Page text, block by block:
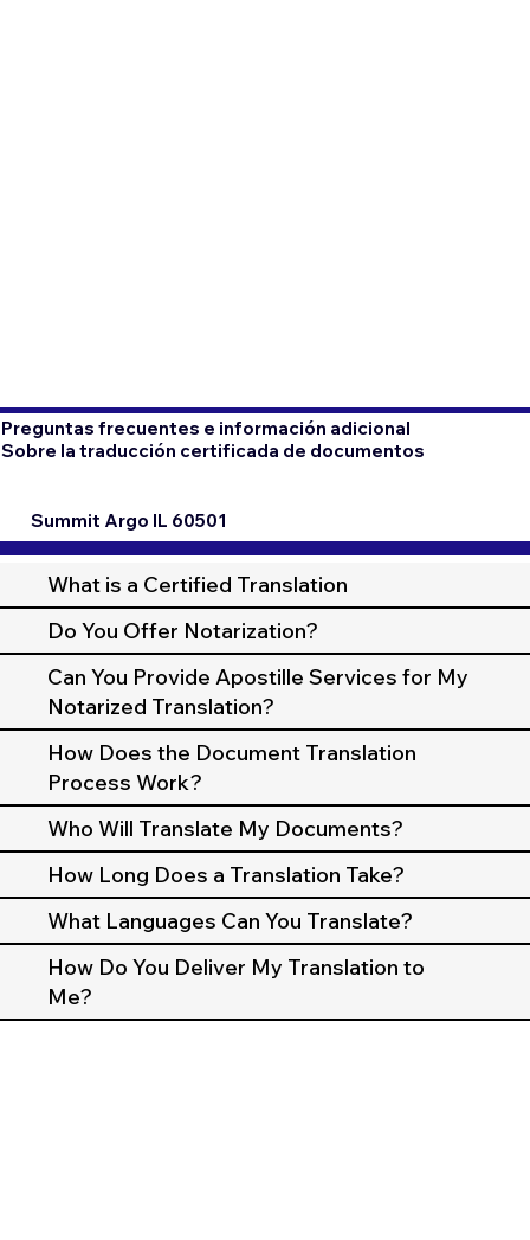
Preguntas frecuentes e información adicional
Sobre la traducción certificada de documentos
Summit Argo IL 60501
What is a Certified Translation
Do You Offer Notarization?
Can You Provide Apostille Services for My
Notarized Translation?
How Does the Document Translation
Process Work?
Who Will Translate My Documents?
How Long Does a Translation Take?
What Languages Can You Translate?
How Do You Deliver My Translation to
Me?